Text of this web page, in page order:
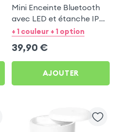
Mini Enceinte Bluetooth
avec LED et étanche IPX6
- LinQ Noir pour Oppo
+ 1 couleur + 1 option
39,90 €
AJOUTER